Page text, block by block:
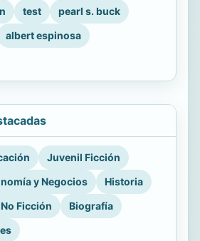
test
pearl s. buck
albert espinosa
Juvenil Ficción
y Negocios
Historia
Ficción
Biografía